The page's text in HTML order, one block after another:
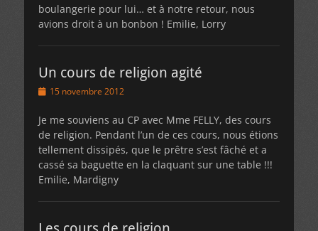
boulangerie pour lui… et à notre retour, nous
avions droit à un bonbon ! Emilie, Lorry
Un cours de religion agité
Posted15 novembre 2012
Je me souviens au CP avec Mme FELLY, des cours
de religion. Pendant l’un de ces cours, nous étions
tellement dissipés, que le prêtre s’est fâché et a
cassé sa baguette en la claquant sur une table !!!
Emilie, Mardigny